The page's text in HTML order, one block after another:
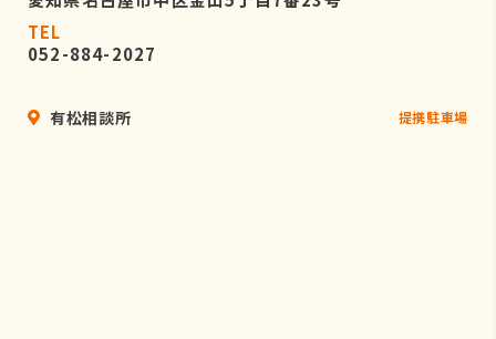
TEL
052-884-2027
有松相談所 提携駐車場